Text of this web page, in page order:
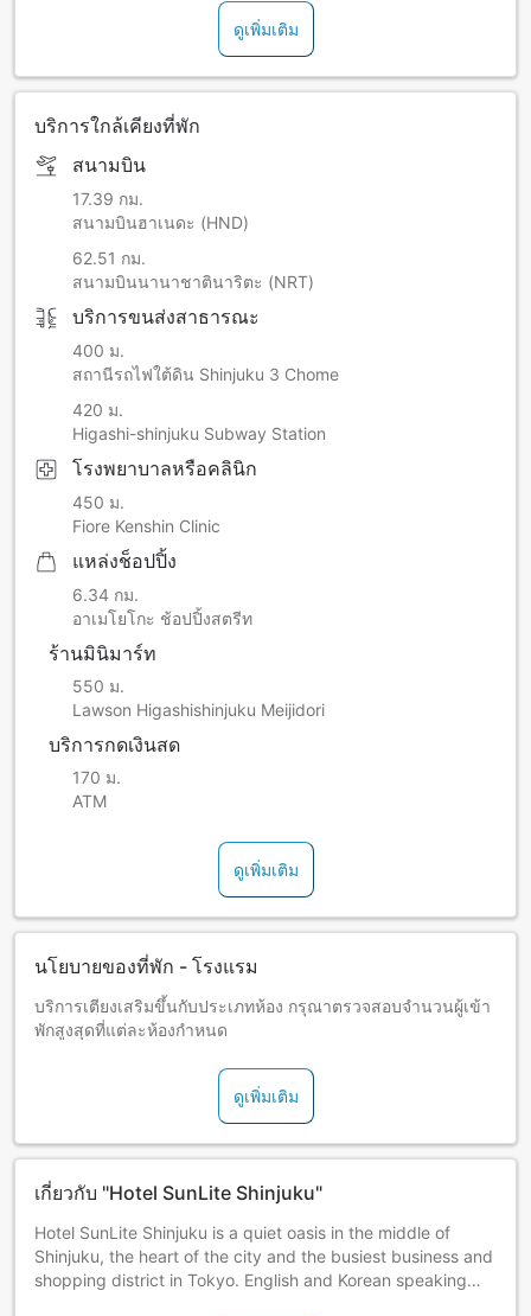
ดูเพิ่มเติม
บริการใกล้เคียงที่พัก
สนามบิน
17.39 กม.
สนามบินฮาเนดะ (HND)
62.51 กม.
สนามบินนานาชาตินาริตะ (NRT)
บริการขนส่งสาธารณะ
400 ม.
สถานีรถไฟใต้ดิน Shinjuku 3 Chome
420 ม.
Higashi-shinjuku Subway Station
โรงพยาบาลหรือคลินิก
450 ม.
Fiore Kenshin Clinic
แหล่งช็อปปิ้ง
6.34 กม.
อาเมโยโกะ ช้อปปิ้งสตรีท
ร้านมินิมาร์ท
550 ม.
Lawson Higashishinjuku Meijidori
บริการกดเงินสด
170 ม.
ATM
ดูเพิ่มเติม
นโยบายของที่พัก - โรงแรม
บริการเตียงเสริมขึ้นกับประเภทห้อง กรุณาตรวจสอบจำนวนผู้เข้า
พักสูงสุดที่แต่ละห้องกำหนด
ดูเพิ่มเติม
เกี่ยวกับ "Hotel SunLite Shinjuku"
Hotel SunLite Shinjuku is a quiet oasis in the middle of
Shinjuku, the heart of the city and the busiest business and
shopping district in Tokyo. English and Korean speaking